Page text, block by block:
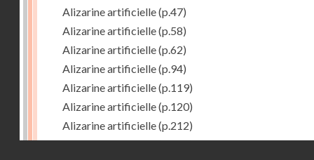
Alizarine artificielle(p.47)
Alizarine artificielle(p.58)
Alizarine artificielle(p.62)
Alizarine artificielle(p.94)
Alizarine artificielle(p.119)
Alizarine artificielle(p.120)
Alizarine artificielle(p.212)
Alizarine artificielle(p.256)